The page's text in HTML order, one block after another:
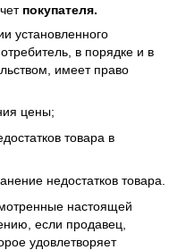
покупателя.
установленного
в порядке и в
имеет право
цены;
товара в
недостатков товара.
настоящей
если продавец,
удовлетворяет